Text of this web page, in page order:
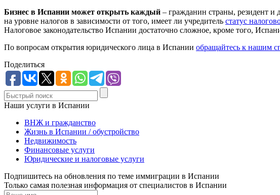
Бизнес в Испании может открыть каждый – гражданин страны, резидент и
на уровне налогов в зависимости от того, имеет ли учредитель статус
Налоговое законодательство Испании достаточно сложное, кроме того,
По вопросам открытия юридического лица в Испании обращайтесь к нашим
Поделиться
Наши услуги в Испании
ВНЖ и гражданство
Жизнь в Испании / обустройство
Недвижимость
Финансовые услуги
Юридические и налоговые услуги
Подпишитесь на обновления по теме иммиграции в Испании
Только самая полезная информация от специалистов в Испании